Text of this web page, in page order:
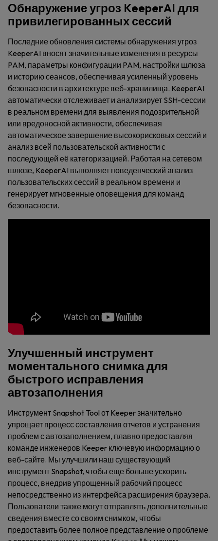
Обнаружение угроз KeeperAI для
привилегированных сессий
Последние обновления системы обнаружения угроз
KeeperAI вносят значительные изменения в ресурсы
PAM, параметры конфигурации PAM, настройки шлюза
и историю сеансов, обеспечивая усиленный уровень
безопасности в архитектуре веб-хранилища. KeeperAI
автоматически отслеживает и анализирует SSH-сессии
в реальном времени для выявления подозрительной
или вредоносной активности, обеспечивая
автоматическое завершение высокорисковых сессий и
анализ всей пользовательской активности с
последующей её категоризацией. Работая на сетевом
шлюзе, KeeperAI выполняет поведенческий анализ
пользовательских сессий в реальном времени и
генерирует мгновенные оповещения для команд
безопасности.
Улучшенный инструмент
моментального снимка для
быстрого исправления
автозаполнения
Инструмент Snapshot Tool от Keeper значительно
упрощает процесс составления отчетов и устранения
проблем с автозаполнением, плавно предоставляя
команде инженеров Keeper ключевую информацию о
веб-сайте. Мы улучшили наш существующий
инструмент Snapshot, чтобы еще больше ускорить
процесс, внедрив упрощенный рабочий процесс
непосредственно из интерфейса расширения браузера.
Пользователи также могут отправлять дополнительные
сведения вместе со своим снимком, чтобы
предоставить более полное представление о проблеме